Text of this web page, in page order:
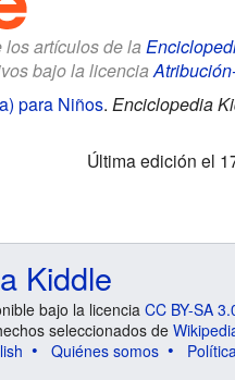
los artículos de la
bajo la licencia
para Niños. Enciclopedia
Última edición el
Kiddle
bajo la licencia CC BY-SA
seleccionados de
Quiénes somos